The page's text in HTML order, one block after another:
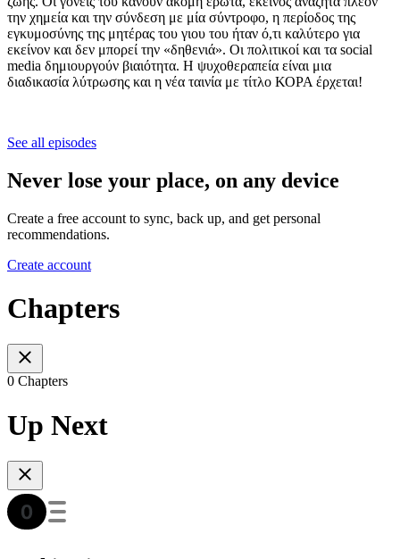
την χημεία και την σύνδεση με μία σύντροφο, η περίοδος της
εγκυμοσύνης της μητέρας του γιου του ήταν ό,τι καλύτερο για
εκείνον και δεν μπορεί την «δηθενιά». Οι πολιτικοί και τα social
media δημιουργούν βιαιότητα. Η ψυχοθεραπεία είναι μια
διαδικασία λύτρωσης και η νέα ταινία με τίτλο ΚΟΡΑ έρχεται!
See all episodes
Never lose your place, on any device
Create a free account to sync, back up, and get personal
recommendations.
Create account
Chapters
0 Chapters
Up Next